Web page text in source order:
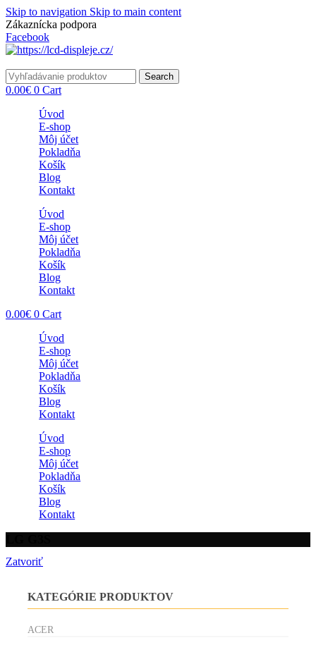
Skip to navigation Skip to main content
Zákaznícka podpora
Facebook
Search
0.00€ 0 Cart
Úvod
E-shop
Môj účet
Pokladňa
Košík
Blog
Kontakt
Úvod
E-shop
Môj účet
Pokladňa
Košík
Blog
Kontakt
0.00€ 0 Cart
Úvod
E-shop
Môj účet
Pokladňa
Košík
Blog
Kontakt
Úvod
E-shop
Môj účet
Pokladňa
Košík
Blog
Kontakt
Zatvoriť
KATEGÓRIE PRODUKTOV
ACER